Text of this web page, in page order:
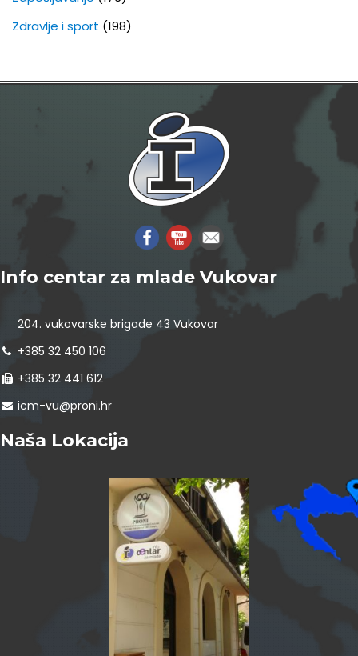
Zdravlje i sport (198)
Info centar za mlade Vukovar
204. vukovarske brigade 43 Vukovar
+385 32 450 106
+385 32 441 612
icm-vu@proni.hr
Naša Lokacija